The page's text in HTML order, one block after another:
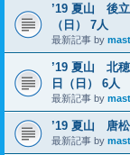
’19 夏山 後
（日） 7人
最新記事 by
’19 夏山 北
日（日） 6人
最新記事 by
’19 夏山 唐松
最新記事 by